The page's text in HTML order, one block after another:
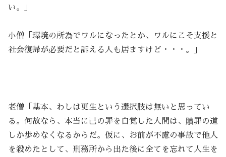
い。」
小僧「環境の所為でワルになったとか、ワルにこそ支援と
社会復帰が必要だと訴える人も居ますけど・・・。」
老僧「基本、わしは更生という選択肢は無いと思ってい
る。何故なら、本当に己の罪を自覚した人間は、贖罪の道
しか歩めなくなるからだ。仮に、お前が不慮の事故で他人
を殺めたとして、刑務所から出た後に全てを忘れて人生を